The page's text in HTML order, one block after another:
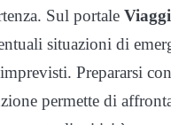
Sul portale
situazioni di
Prepararsi
permette di